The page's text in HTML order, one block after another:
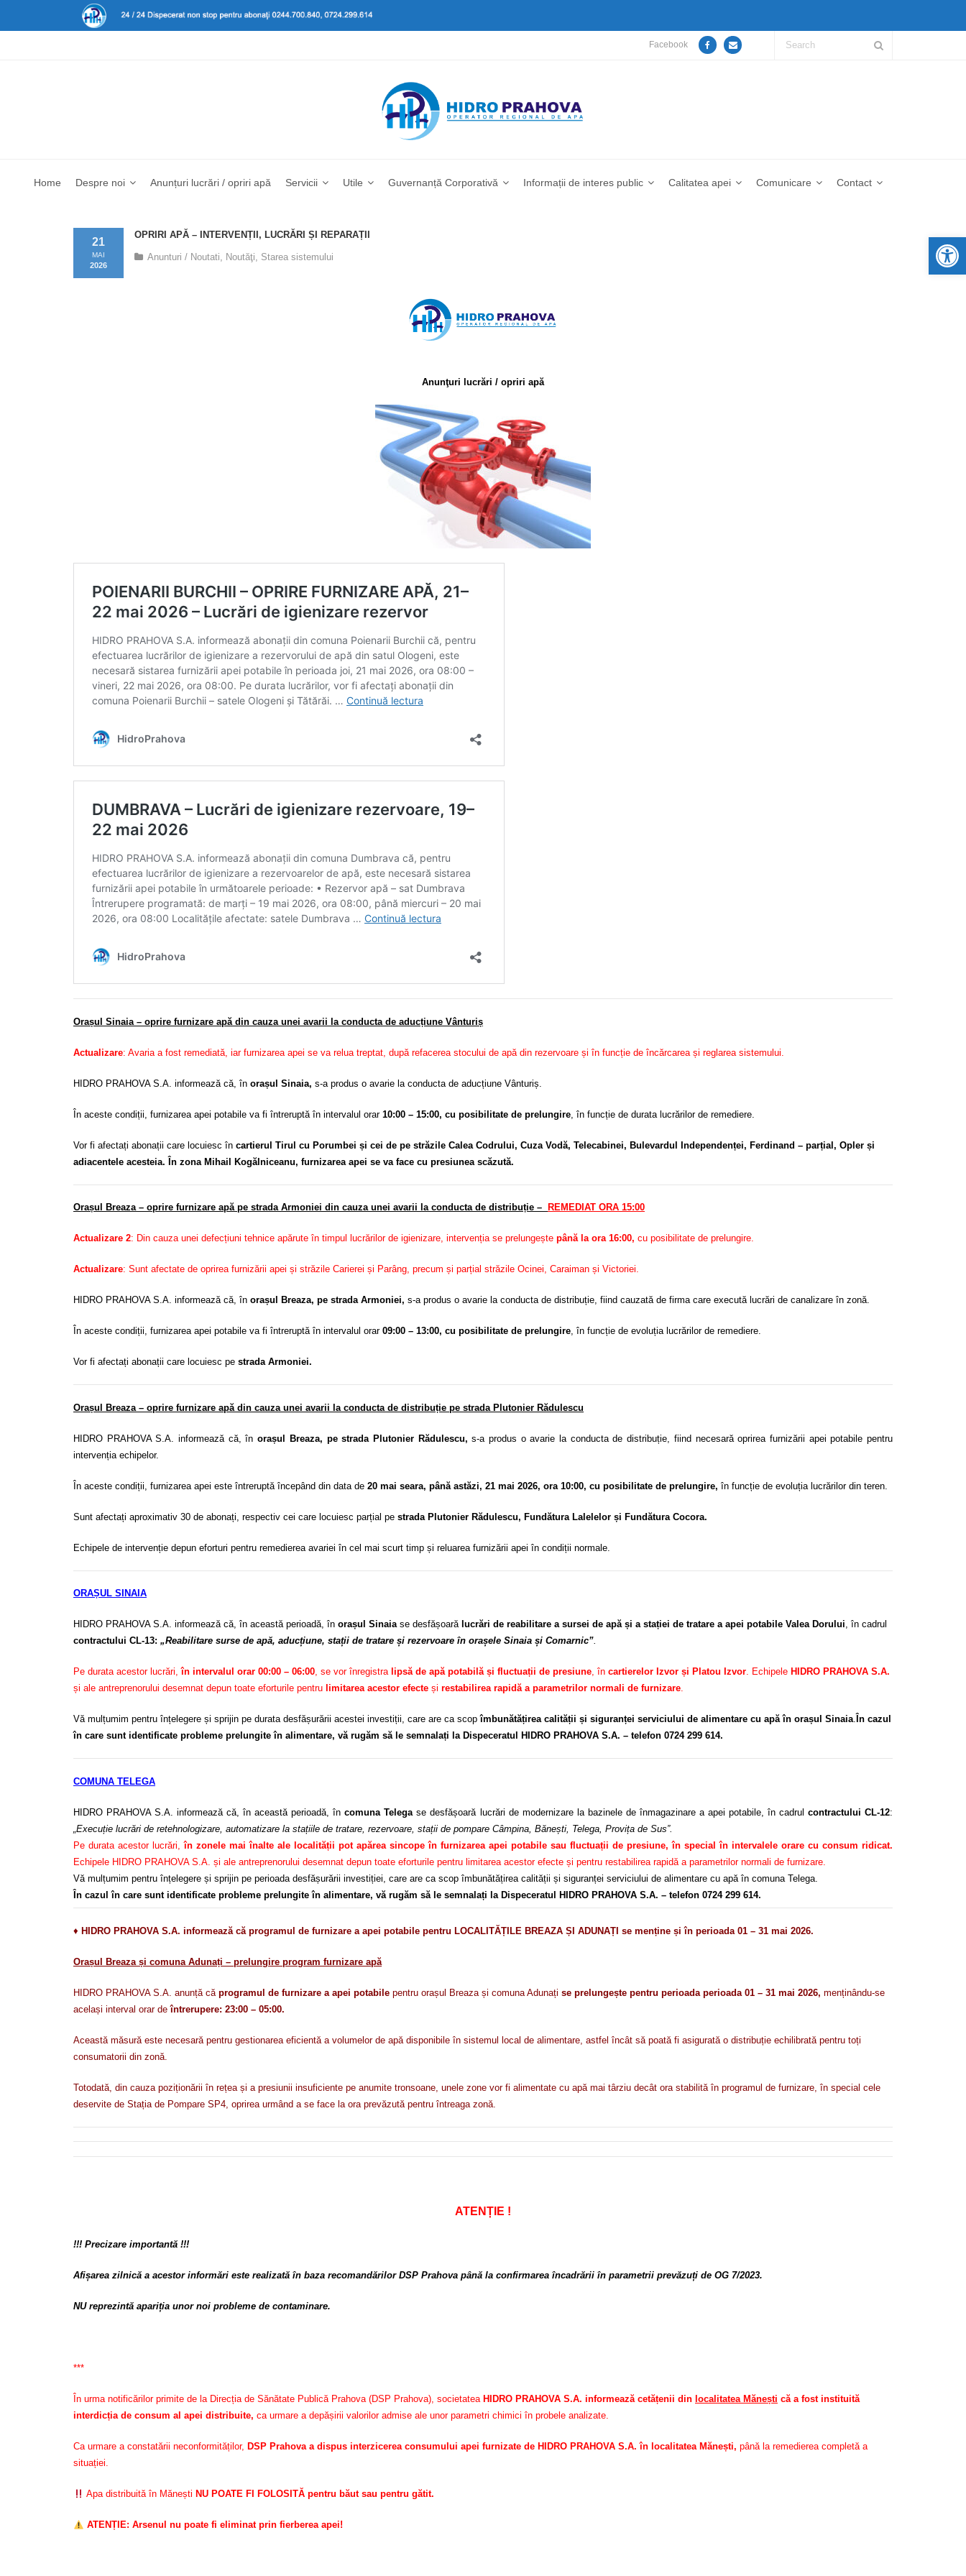
Facebook
Home Despre noi Anunțuri lucrări / opriri apă Servicii Utile Guvernanță Corporativă Informații de interes public Calitatea apei Comunicare Contact
OPRIRI APĂ – INTERVENȚII, LUCRĂRI ȘI REPARAȚII
21
MAI
2026
Anunturi / Noutati Noutăţi Starea sistemului
Anunţuri lucrări / opriri apă
Orașul Sinaia – oprire furnizare apă din cauza unei avarii la conducta de aducțiune Vânturiș
Actualizare: Avaria a fost remediată, iar furnizarea apei se va relua treptat, după refacerea stocului de apă din rezervoare și în funcție de încărcarea și reglarea sistemului.
HIDRO PRAHOVA S.A. informează că, în orașul Sinaia, s-a produs o avarie la conducta de aducțiune Vânturiș.
În aceste condiții, furnizarea apei potabile va fi întreruptă în intervalul orar10:00 – 15:00, cu posibilitate de prelungire , în funcție de durata lucrărilor de remediere.
Vor fi afectați abonații care locuiesc în cartierul Tirul cu Porumbei și cei de pe străzile Calea Codrului, Cuza Vodă, Telecabinei, Bulevardul Independenței, Ferdinand – parțial, Opler și
adiacentele acesteia. În zona Mihail Kogălniceanu, furnizarea apei se va face cu presiunea scăzută.
Orașul Breaza – oprire furnizare apă pe strada Armoniei din cauza unei avarii la conducta de distribuție – REMEDIAT ORA 15:00
Actualizare 2: Din cauza unei defecțiuni tehnice apărute în timpul lucrărilor de igienizare, intervenția se prelungește până la ora 16:00, cu posibilitate de prelungire.
Actualizare: Sunt afectate de oprirea furnizării apei și străzile Carierei și Parâng, precum și parțial străzile Ocinei, Caraiman și Victoriei.
HIDRO PRAHOVA S.A. informează că, în orașul Breaza, pe strada Armoniei, s-a produs o avarie la conducta de distribuție, fiind cauzată de firma care execută lucrări de canalizare în zonă.
În aceste condiții, furnizarea apei potabile va fi întreruptă în intervalul orar09:00 – 13:00, cu posibilitate de prelungire, în funcție de evoluția lucrărilor de remediere.
Vor fi afectați abonații care locuiesc pe strada Armoniei.
Orașul Breaza – oprire furnizare apă din cauza unei avarii la conducta de distribuție pe strada Plutonier Rădulescu
HIDRO PRAHOVA S.A. informează că, înorașul Breaza, pe strada Plutonier Rădulescu, s-a produs o avarie la conducta de distribuție, fiind necesară oprirea furnizării apei potabile pentru
intervenția echipelor.
În aceste condiții, furnizarea apei este întreruptă începând din data de 20 mai seara, până astăzi, 21 mai 2026, ora 10:00, cu posibilitate de prelungire, în funcție de evoluția lucrărilor din teren.
Sunt afectați aproximativ 30 de abonați, respectiv cei care locuiesc parțial pe strada Plutonier Rădulescu, Fundătura Lalelelor și Fundătura Cocora.
Echipele de intervenție depun eforturi pentru remedierea avariei în cel mai scurt timp și reluarea furnizării apei în condiții normale.
ORAȘUL SINAIA
HIDRO PRAHOVA S.A. informează că, în această perioadă, în orașul Sinaiase desfășoară lucrări de reabilitare a sursei de apă și a stației de tratare a apei potabile Valea Dorului, în cadrul
contractului CL-13: „Reabilitare surse de apă, aducțiune, stații de tratare și rezervoare în orașele Sinaia și Comarnic”.
Pe durata acestor lucrări,în intervalul orar 00:00 – 06:00, se vor înregistra lipsă de apă potabilă și fluctuații de presiune, în cartierelor Izvor și Platou Izvor. Echipele HIDRO PRAHOVA S.A.
și ale antreprenorului desemnat depun toate eforturile pentru limitarea acestor efecte și restabilirea rapidă a parametrilor normali de furnizare.
Vă mulțumim pentru înțelegere și sprijin pe durata desfășurării acestei investiții, care are ca scopîmbunătățirea calității și siguranței serviciului de alimentare cu apă în orașul Sinaia. În cazul
în care sunt identificate probleme prelungite în alimentare, vă rugăm să le semnalați la Dispeceratul HIDRO PRAHOVA S.A. – telefon 0724 299 614.
COMUNA TELEGA
HIDRO PRAHOVA S.A. informează că, în această perioadă, în comuna Telega se desfășoară lucrări de modernizare la bazinele de înmagazinare a apei potabile, în cadrul contractului CL-12:
„Execuție lucrări de retehnologizare, automatizare la stațiile de tratare, rezervoare, stații de pompare Câmpina, Bănești, Telega, Provița de Sus”.
Pe durata acestor lucrări,în zonele mai înalte ale localității pot apărea sincope în furnizarea apei potabile sau fluctuații de presiune, în special în intervalele orare cu consum ridicat.
Echipele HIDRO PRAHOVA S.A. și ale antreprenorului desemnat depun toate eforturile pentru limitarea acestor efecte și pentru restabilirea rapidă a parametrilor normali de furnizare.
Vă mulțumim pentru înțelegere și sprijin pe perioada desfășurării investiției, care are ca scop îmbunătățirea calității și siguranței serviciului de alimentare cu apă în comuna Telega.
În cazul în care sunt identificate probleme prelungite în alimentare, vă rugăm să le semnalați la Dispeceratul HIDRO PRAHOVA S.A. – telefon 0724 299 614.
♦ HIDRO PRAHOVA S.A. informează că programul de furnizare a apei potabile pentru LOCALITĂȚILE BREAZA ȘI ADUNAȚI se menține și în perioada 01 – 31 mai 2026.
Orașul Breaza și comuna Adunați – prelungire program furnizare apă
HIDRO PRAHOVA S.A. anunță că programul de furnizare a apei potabile pentru orașul Breaza și comuna Adunați se prelungește pentru perioada perioada 01 – 31 mai 2026, menținându-se
același interval orar deîntrerupere: 23:00 – 05:00.
Această măsură este necesară pentru gestionarea eficientă a volumelor de apă disponibile în sistemul local de alimentare, astfel încât să poată fi asigurată o distribuție echilibrată pentru toți
consumatorii din zonă.
Totodată, din cauza poziționării în rețea și a presiunii insuficiente pe anumite tronsoane, unele zone vor fi alimentate cu apă mai târziu decât ora stabilită în programul de furnizare, în special cele
deservite de Stația de Pompare SP4, oprirea urmând a se face la ora prevăzută pentru întreaga zonă.
ATENȚIE !
!!! Precizare importantă !!!
Afișarea zilnică a acestor informări este realizată în baza recomandărilor DSP Prahova până la confirmarea încadrării în parametrii prevăzuți de OG 7/2023.
NU reprezintă apariția unor noi probleme de contaminare.
***
În urma notificărilor primite de la Direcția de Sănătate Publică Prahova (DSP Prahova), societatea HIDRO PRAHOVA S.A. informează cetățenii din localitatea Mănești că a fost instituită
interdicția de consum al apei distribuite, ca urmare a depășirii valorilor admise ale unor parametri chimici în probele analizate.
Ca urmare a constatării neconformităților, DSP Prahova a dispus interzicerea consumului apei furnizate de HIDRO PRAHOVA S.A. în localitatea Mănești, până la remedierea completă a
situației.
Apa distribuită în Mănești NU POATE FI FOLOSITĂ pentru băut sau pentru gătit.
ATENȚIE: Arsenul nu poate fi eliminat prin fierberea apei!